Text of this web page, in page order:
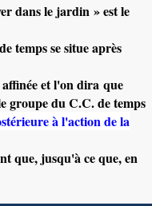
dans le jardin » est le
temps se situe après
et l'on dira que
groupe du C.C. de temps
à l'action de la
que, jusqu'à ce que, en